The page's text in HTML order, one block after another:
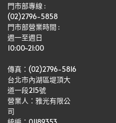
門市部專線 :
(02)2796-5858
門市部營業時間 :
週一至週日
10:00~21:00
傳真：(02)2796-5816
台北市內湖區堤頂大
道一段215號
營業人：雅光有限公
司